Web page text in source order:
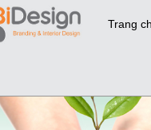
Trang